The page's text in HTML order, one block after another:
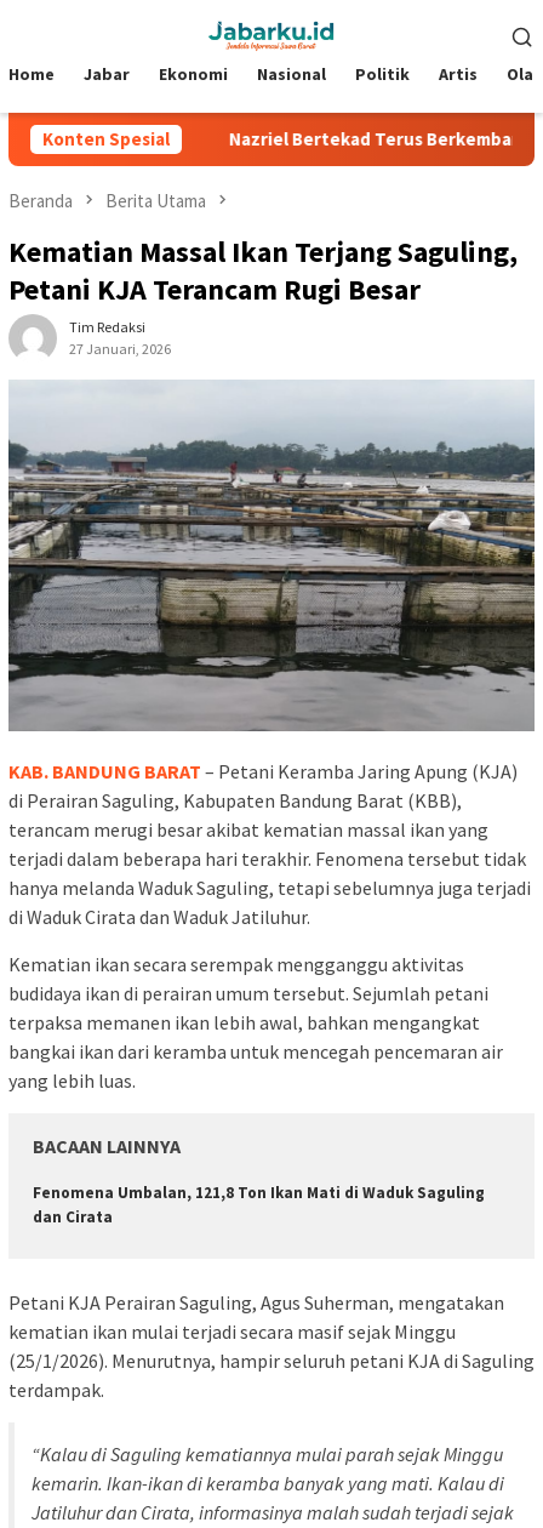
Mobile
Home Jabar Ekonomi Nasional Politik Artis
Konten SpesialNazriel Bertekad Terus Berkembang, Siap
Beranda Berita Utama
Kematian Massal Ikan Terjang Saguling,
Petani KJA Terancam Rugi Besar
Tim Redaksi
27 Januari, 2026
KAB. BANDUNG BARAT – Petani Keramba Jaring Apung (KJA)
di Perairan Saguling, Kabupaten Bandung Barat (KBB),
terancam merugi besar akibat kematian massal ikan yang
terjadi dalam beberapa hari terakhir. Fenomena tersebut tidak
hanya melanda Waduk Saguling, tetapi sebelumnya juga terjadi
di Waduk Cirata dan Waduk Jatiluhur.
Kematian ikan secara serempak mengganggu aktivitas
budidaya ikan di perairan umum tersebut. Sejumlah petani
terpaksa memanen ikan lebih awal, bahkan mengangkat
bangkai ikan dari keramba untuk mencegah pencemaran air
yang lebih luas.
BACAAN LAINNYA
Fenomena Umbalan, 121,8 Ton Ikan Mati di Waduk Saguling
dan Cirata
Petani KJA Perairan Saguling, Agus Suherman, mengatakan
kematian ikan mulai terjadi secara masif sejak Minggu
(25/1/2026). Menurutnya, hampir seluruh petani KJA di Saguling
terdampak.
“Kalau di Saguling kematiannya mulai parah sejak Minggu
kemarin. Ikan-ikan di keramba banyak yang mati. Kalau di
Jatiluhur dan Cirata, informasinya malah sudah terjadi sejak